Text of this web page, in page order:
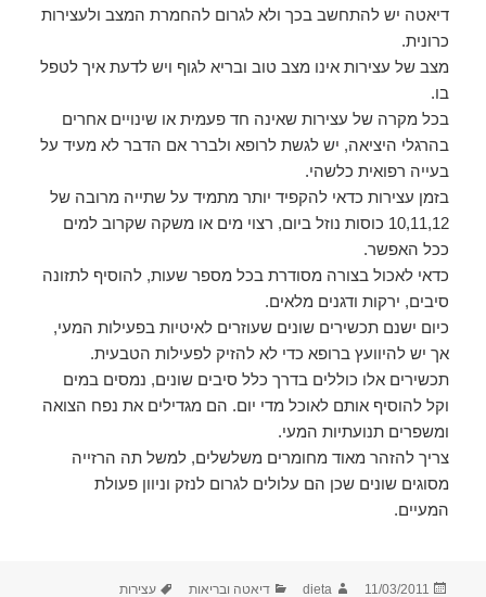
דיאטה יש להתחשב בכך ולא לגרום להחמרת המצב ולעצירות
כרונית.
מצב של עצירות אינו מצב טוב ובריא לגוף ויש לדעת איך לטפל
בו.
בכל מקרה של עצירות שאינה חד פעמית או שינויים אחרים
בהרגלי היציאה, יש לגשת לרופא ולברר אם הדבר לא מעיד על
בעייה רפואית כלשהי.
בזמן עצירות כדאי להקפיד יותר מתמיד על שתייה מרובה של
10,11,12 כוסות נוזל ביום, רצוי מים או משקה שקרוב למים
ככל האפשר.
כדאי לאכול בצורה מסודרת בכל מספר שעות, להוסיף לתזונה
סיבים, ירקות ודגנים מלאים.
כיום ישנם תכשירים שונים שעוזרים לאיטיות בפעילות המעי,
אך יש להיוועץ ברופא כדי לא להזיק לפעילות הטבעית.
תכשירים אלו כוללים בדרך כלל סיבים שונים, נמסים במים
וקל להוסיף אותם לאוכל מדי יום. הם מגדילים את נפח הצואה
ומשפרים תנועתיות המעי.
צריך להזהר מאוד מחומרים משלשלים, למשל תה הרזייה
מסוגים שונים שכן הם עלולים לגרום לנזק וניוון פעולת
המעיים.
פורסם
11/03/2011 מחבר
dieta קטגוריות
דיאטה ובריאות תגיות
עצירות